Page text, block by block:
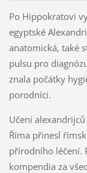
Po Hippokratovi
egyptské
anatomická, také
pulsu pro
znala počátky
porodníci.
Učení
Říma přinesl
přírodního léčení.
kompendia za